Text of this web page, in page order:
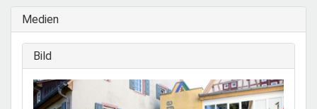
Ausblenden
Medien
Ausblenden
Bild